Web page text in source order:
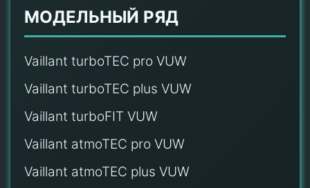
МОДЕЛЬНЫЙ РЯД
Vaillant turboTEC pro VUW
Vaillant turboTEC plus VUW
Vaillant turboFIT VUW
Vaillant atmoTEC pro VUW
Vaillant atmoTEC plus VUW